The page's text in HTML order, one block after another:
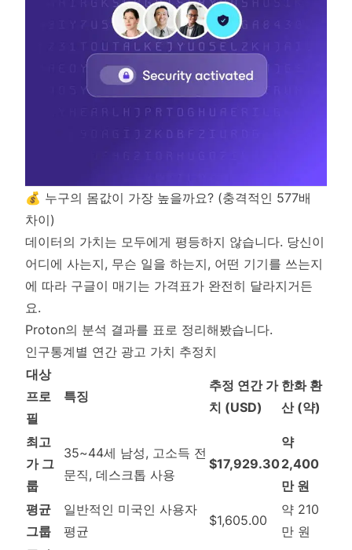
💰 누구의 몸값이 가장 높을까요? (충격적인 577배
차이)
데이터의 가치는 모두에게 평등하지 않습니다. 당신이
어디에 사는지, 무슨 일을 하는지, 어떤 기기를 쓰는지
에 따라 구글이 매기는 가격표가 완전히 달라지거든
요.
Proton의 분석 결과를 표로 정리해봤습니다.
인구통계별 연간 광고 가치 추정치
대상
프로
필
특징
추정 연간 가
치 (USD)
한화 환
산 (약)
최고
가 그
룹
35~44세 남성, 고소득 전
문직, 데스크톱 사용
$17,929.30
약
2,400
만 원
평균
그룹
일반적인 미국인 사용자
평균
$1,605.00
약 210
만 원